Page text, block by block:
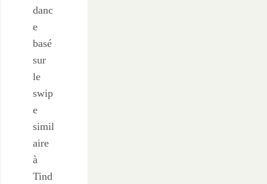
danc
e
basé
sur
le
swip
e
simil
aire
à
Tind